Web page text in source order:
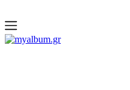
open